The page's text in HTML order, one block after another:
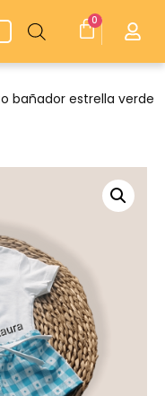
0
bañador estrella verde